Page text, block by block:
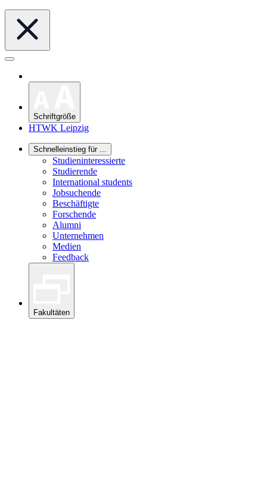
Schriftgröße
HTWK Leipzig
Schnelleinstieg für ...
Studieninteressierte
Studierende
International students
Jobsuchende
Beschäftigte
Forschende
Alumni
Unternehmen
Medien
Feedback
Fakultäten